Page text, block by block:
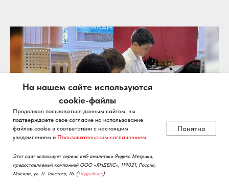
На нашем сайте используются
cookie-файлы
Продолжая пользоваться данным сайтом, вы
подтверждаете свое согласие на использование
файлов cookie в соответствии с настоящим
уведомлением и Пользовательским соглашением.
Этот сайт использует сервис веб-аналитики Яндекс Метрика,
предоставляемый компанией ООО «ЯНДЕКС», 119021, Россия,
Москва, ул. Л. Толстого, 16. (Подробнее)
Понятно